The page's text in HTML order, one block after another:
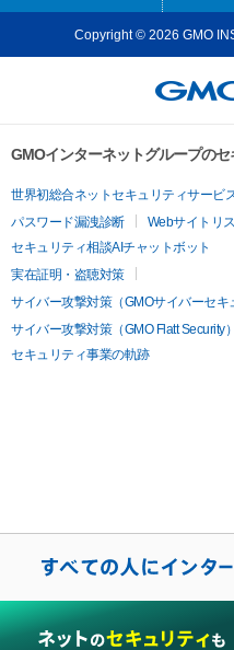
Copyright © 2026 GMO
GMOインターネットグループの
世界初総合ネットセキュリティサービ
パスワード漏洩診断
Webサイトリ
セキュリティ相談AIチャットボット
実在証明・盗聴対策
サイバー攻撃対策（GMOサイバーセキ
サイバー攻撃対策（GMO Flatt Security）
セキュリティ事業の軌跡